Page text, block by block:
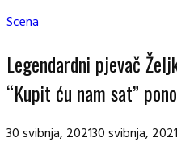
Scena
Legendardni pjevač
“Kupit ću nam sat”
30 svibnja, 202130 svibnja, 2021